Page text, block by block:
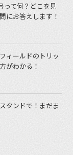
って何？どこを見
にお答えします！
ィールドのトリッ
がわかる！
タンドで！まだま